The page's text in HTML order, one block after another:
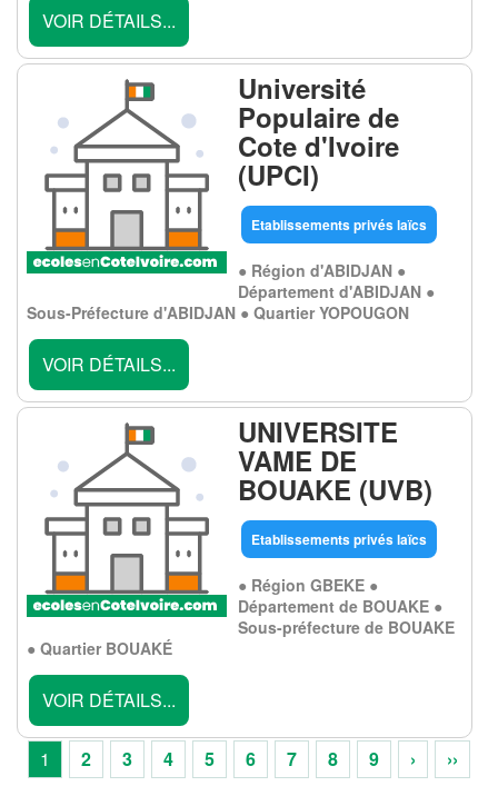
VOIR DÉTAILS...
Université
Populaire de
Cote d'Ivoire
(UPCI)
Etablissements privés laïcs
● Région d'ABIDJAN ●
Département d'ABIDJAN ●
Sous-Préfecture d'ABIDJAN ● Quartier YOPOUGON
VOIR DÉTAILS...
UNIVERSITE
VAME DE
BOUAKE (UVB)
Etablissements privés laïcs
● Région GBEKE ●
Département de BOUAKE ●
Sous-préfecture de BOUAKE
● Quartier BOUAKÉ
VOIR DÉTAILS...
1 2 3 4 5 6 7 8 9 › ››